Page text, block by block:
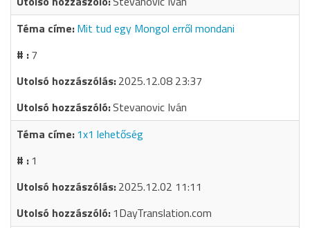
Mit tud egy Mongol erről mondani
7
2025.12.08 23:37
Stevanovic Iván
1x1 lehetőség
1
2025.12.02 11:11
1DayTranslation.com